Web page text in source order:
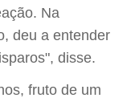
Na
deu a entender
disse.
fruto de um